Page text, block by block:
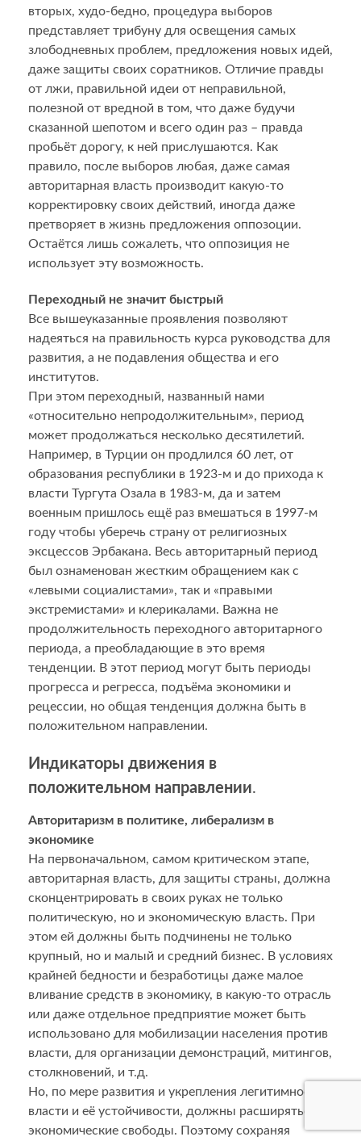
вторых, худо-бедно, процедура выборов
представляет трибуну для освещения самых
злободневных проблем, предложения новых идей,
даже защиты своих соратников. Отличие правды
от лжи, правильной идеи от неправильной,
полезной от вредной в том, что даже будучи
сказанной шепотом и всего один раз – правда
пробьёт дорогу, к ней прислушаются. Как
правило, после выборов любая, даже самая
авторитарная власть производит какую-то
корректировку своих действий, иногда даже
претворяет в жизнь предложения оппозоции.
Остаётся лишь сожалеть, что оппозиция не
использует эту возможность.
Переходный не значит быстрый
Все вышеуказанные проявления позволяют
надеяться на правильность курса руководства для
развития, а не подавления общества и его
институтов.
При этом переходный, названный нами
«относительно непродолжительным», период
может продолжаться несколько десятилетий.
Например, в Турции он продлился 60 лет, от
образования республики в 1923-м и до прихода к
власти Тургута Озала в 1983-м, да и затем
военным пришлось ещё раз вмешаться в 1997-м
году чтобы уберечь страну от религиозных
эксцессов Эрбакана. Весь авторитарный период
был ознаменован жестким обращением как с
«левыми социалистами», так и «правыми
экстремистами» и клерикалами. Важна не
продолжительность переходного авторитарного
периода, а преобладающие в это время
тенденции. В этот период могут быть периоды
прогресса и регресса, подъёма экономики и
рецессии, но общая тенденция должна быть в
положительном направлении.
Индикаторы движения в
положительном направлении.
Авторитаризм в политике, либерализм в
экономике
На первоначальном, самом критическом этапе,
авторитарная власть, для защиты страны, должна
сконцентрировать в своих руках не только
политическую, но и экономическую власть. При
этом ей должны быть подчинены не только
крупный, но и малый и средний бизнес. В условиях
крайней бедности и безработицы даже малое
вливание средств в экономику, в какую-то отрасль
или даже отдельное предприятие может быть
использовано для мобилизации населения против
власти, для организации демонстраций, митингов,
столкновений, и т.д.
Но, по мере развития и укрепления легитимности
власти и её устойчивости, должны расширяться
экономические свободы. Поэтому сохраняя